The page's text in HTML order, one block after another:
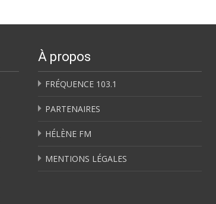
À propos
FRÉQUENCE 103.1
PARTENAIRES
HÉLÈNE FM
MENTIONS LÉGALES